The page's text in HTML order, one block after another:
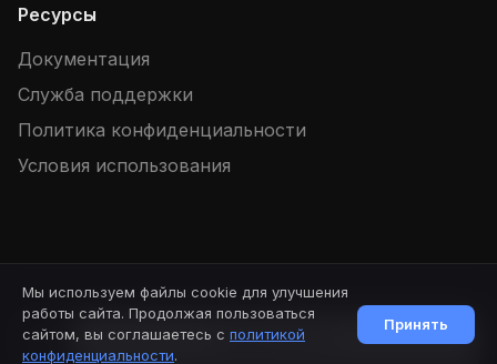
Мы используем файлы cookie для улучшения
работы сайта. Продолжая пользоваться
сайтом, вы соглашаетесь с политикой
конфиденциальности.
Принять
Начать чат
Ресурсы
Документация
Служба поддержки
Политика конфиденциальности
Условия использования
© 2026 SpellBook. Все права защищены. Версия: 1.88.2
Публичная оферта Партнерский договор